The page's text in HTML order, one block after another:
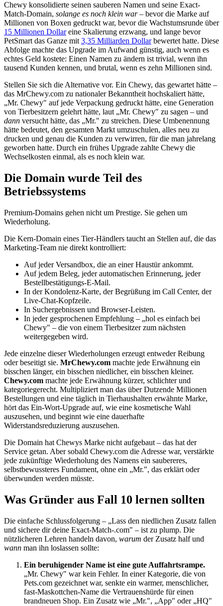
Chewy konsolidierte seinen sauberen Namen und seine Exact-
Match-Domain, solange es noch klein war– bevor die Marke auf
Millionen von Boxen gedruckt war, bevor die Wachstumsrunde über
15 Millionen Dollareine Skalierung erzwang, und lange bevor
PetSmart das Ganze mit 3,35 Milliarden Dollarbewertet hatte. Diese
Abfolge machte das Upgrade im Aufwand günstig, auch wenn es
echtes Geld kostete: Einen Namen zu ändern ist trivial, wenn ihn
tausend Kunden kennen, und brutal, wenn es zehn Millionen sind.
Stellen Sie sich die Alternative vor. Ein Chewy, das gewartet hätte –
das MrChewy.com zu nationaler Bekanntheit hochskaliert hätte,
„Mr. Chewy" auf jede Verpackung gedruckt hätte, eine Generation
von Tierbesitzern gelehrt hätte, laut „Mr. Chewy" zu sagen – und
dann versucht hätte, das „Mr." zu streichen. Diese Umbenennung
hätte bedeutet, den gesamten Markt umzuschulen, alles neu zu
drucken und genau die Kunden zu verwirren, für die man jahrelang
geworben hatte. Durch ein frühes Upgrade zahlte Chewy die
Wechselkosten einmal, als es noch klein war.
Die Domain wurde Teil des
Betriebssystems
Premium-Domains gehen nicht um Prestige. Sie gehen um
Wiederholung.
Die Kern-Domain eines Tier-Händlers taucht an Stellen auf, die das
Marketing-Team nie direkt kontrolliert:
Auf jeder Versandbox, die an einer Haustür ankommt.
Auf jedem Beleg, jeder automatischen Erinnerung, jeder
Bestellbestätigungs-E-Mail.
In der Kondolenz-Karte, der Begrüßung im Call Center, der
Live-Chat-Kopfzeile.
In Suchergebnissen und Browser-Leisten.
In jeder gesprochenen Empfehlung – „hol es einfach bei
Chewy" – die von einem Tierbesitzer zum nächsten
weitergegeben wird.
Jede einzelne dieser Wiederholungen erzeugt entweder Reibung
oder beseitigt sie. MrChewy.com machte jede Erwähnung ein
bisschen länger, ein bisschen niedlicher, ein bisschen kleiner.
Chewy.com machte jede Erwähnung kürzer, schlichter und
kategoriegerecht. Multipliziert man das über Dutzende Millionen
Bestellungen und eine täglich in Tierhaushalten erwähnte Marke,
hört das Ein-Wort-Upgrade auf, wie eine kosmetische Wahl
auszusehen, und beginnt wie eine dauerhafte
Widerstandsreduzierung auszusehen.
Die Domain hat Chewys Marke nicht aufgebaut – das hat der
Service getan. Aber sobald Chewy.com die Adresse war, verstärkte
jede zukünftige Wiederholung des Namens ein saubereres,
selbstbewussteres Fundament, ohne ein „Mr.", das erklärt oder
überwunden werden müsste.
Was Gründer aus Fall 10 lernen sollten
Die einfache Schlussfolgerung – „Lass den niedlichen Zusatz fallen
und sichere dir deine Exact-Match-.com" – ist zu plump. Die
nützlicheren Lehren handeln davon, warum der Zusatz half und
wann man ihn loslassen sollte:
Ein beruhigender Name ist eine gute Auffahrtsrampe.
„Mr. Chewy" war kein Fehler. In einer Kategorie, die von
Pets.com gezeichnet war, senkte ein warmer, menschlicher,
fast-Maskottchen-Name die Vertrauenshürde für einen
brandneuen Shop. Ein Zusatz wie „Mr.", „App" oder „HQ"